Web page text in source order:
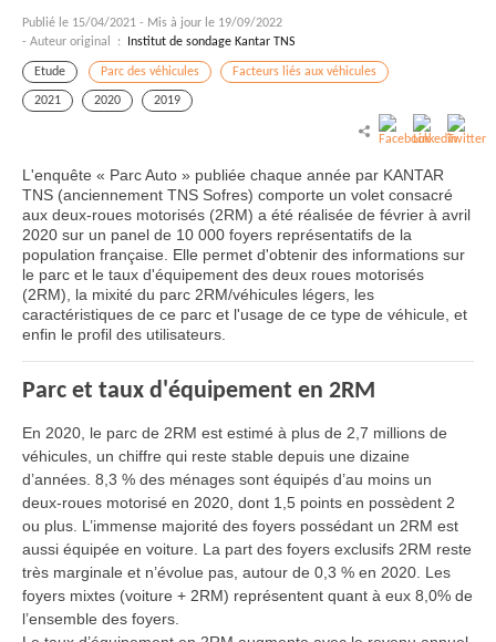
Publié le 15/04/2021 - Mis à jour le 19/09/2022
- Auteur original :
Institut de sondage Kantar TNS
Etude Parc des véhicules Facteurs liés aux véhicules
2021 2020 2019
L'enquête « Parc Auto » publiée chaque année par KANTAR
TNS (anciennement TNS Sofres) comporte un volet consacré
aux deux-roues motorisés (2RM) a été réalisée de février à avril
2020 sur un panel de 10 000 foyers représentatifs de la
population française. Elle permet d'obtenir des informations sur
le parc et le taux d'équipement des deux roues motorisés
(2RM), la mixité du parc 2RM/véhicules légers, les
caractéristiques de ce parc et l'usage de ce type de véhicule, et
enfin le profil des utilisateurs.
Parc et taux d'équipement en 2RM
En 2020, le parc de 2RM est estimé à plus de 2,7 millions de
véhicules, un chiffre qui reste stable depuis une dizaine
d’années. 8,3 % des ménages sont équipés d’au moins un
deux-roues motorisé en 2020, dont 1,5 points en possèdent 2
ou plus. L’immense majorité des foyers possédant un 2RM est
aussi équipée en voiture. La part des foyers exclusifs 2RM reste
très marginale et n’évolue pas, autour de 0,3 % en 2020. Les
foyers mixtes (voiture + 2RM) représentent quant à eux 8,0% de
l’ensemble des foyers.